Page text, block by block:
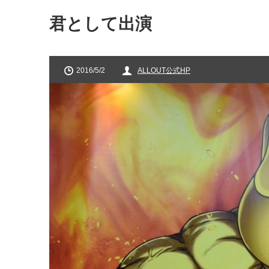
君として出演
2016/5/2 ALLOUT公式HP